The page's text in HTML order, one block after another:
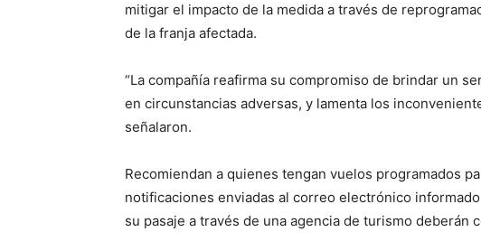
mitigar el impacto de la medida a través de
de la franja afectada.
“La compañía reafirma su compromiso de brindar un
en circunstancias adversas, y lamenta los
señalaron.
Recomiendan a quienes tengan vuelos programados
notificaciones enviadas al correo electrónico
su pasaje a través de una agencia de turismo deberán